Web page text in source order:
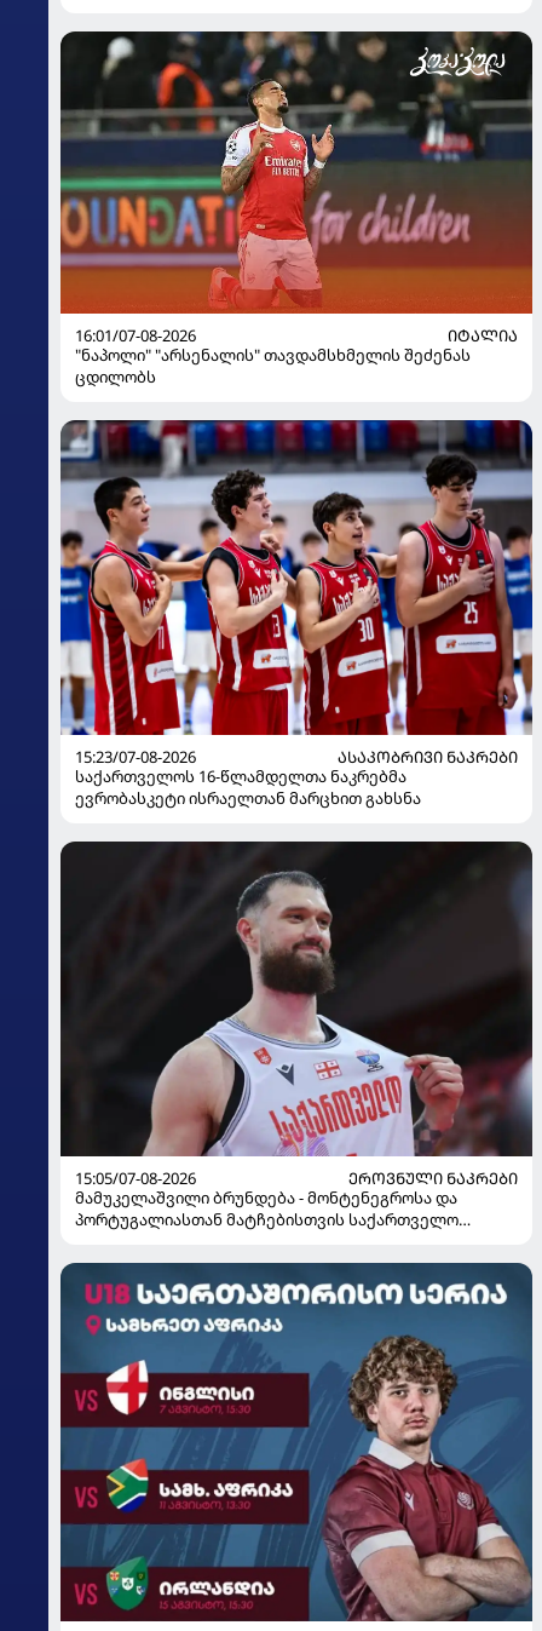
16:01/07-08-2026
ᲘᲢᲐᲚᲘᲐ
"ნაპოლი" "არსენალის" თავდამსხმელის შეძენას
ცდილობს
15:23/07-08-2026
ᲐᲡᲐᲙᲝᲑᲠᲘᲕᲘ ᲜᲐᲙᲠᲔᲑᲘ
საქართველოს 16-წლამდელთა ნაკრებმა
ევრობასკეტი ისრაელთან მარცხით გახსნა
15:05/07-08-2026
ᲔᲠᲝᲕᲜᲣᲚᲘ ᲜᲐᲙᲠᲔᲑᲘ
მამუკელაშვილი ბრუნდება - მონტენეგროსა და
პორტუგალიასთან მატჩებისთვის საქართველო